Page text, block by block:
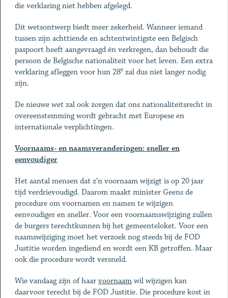
die verklaring niet hebben afgelegd.
Dit wetsontwerp biedt meer zekerheid. Wanneer iemand
tussen zijn achttiende en achtentwintigste een Belgisch
paspoort heeft aangevraagd én verkregen, dan behoudt die
persoon de Belgische nationaliteit voor het leven. Een extra
verklaring afleggen voor hun 28ezal dus niet langer nodig
zijn.
De nieuwe wet zal ook zorgen dat ons nationaliteitsrecht in
overeenstemming wordt gebracht met Europese en
internationale verplichtingen.
Voornaams- en naamsveranderingen: sneller en
eenvoudiger
Het aantal mensen dat z’n voornaam wijzigt is op 20 jaar
tijd verdrievoudigd. Daarom maakt minister Geens de
procedure om voornamen en namen te wijzigen
eenvoudiger en sneller. Voor een voornaamswijziging zullen
de burgers terechtkunnen bij het gemeenteloket. Voor een
naamswijziging moet het verzoek nog steeds bij de FOD
Justitie worden ingediend en wordt een KB getroffen. Maar
ook die procedure wordt versneld.
Wie vandaag zijn of haar voornaamwil wijzigen kan
daarvoor terecht bij de FOD Justitie. Die procedure kost in